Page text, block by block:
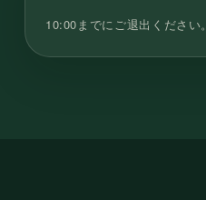
10:00までにご退出ください。